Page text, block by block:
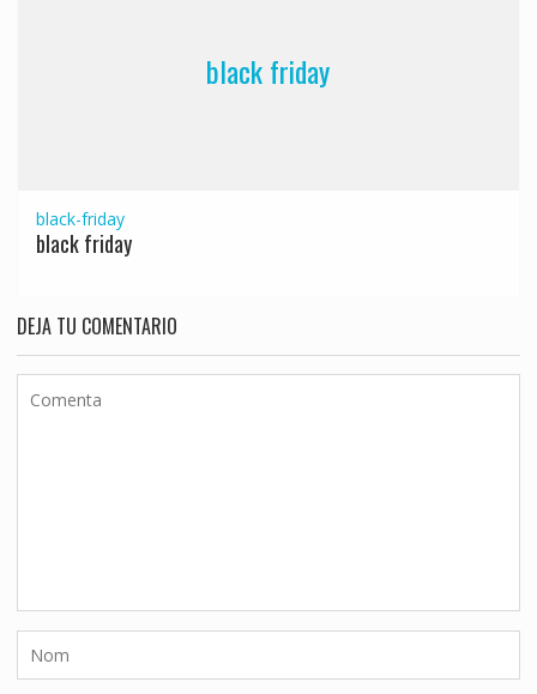
black friday
black-friday
black friday
DEJA TU COMENTARIO